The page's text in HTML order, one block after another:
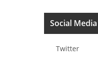
Social Media
Twitter